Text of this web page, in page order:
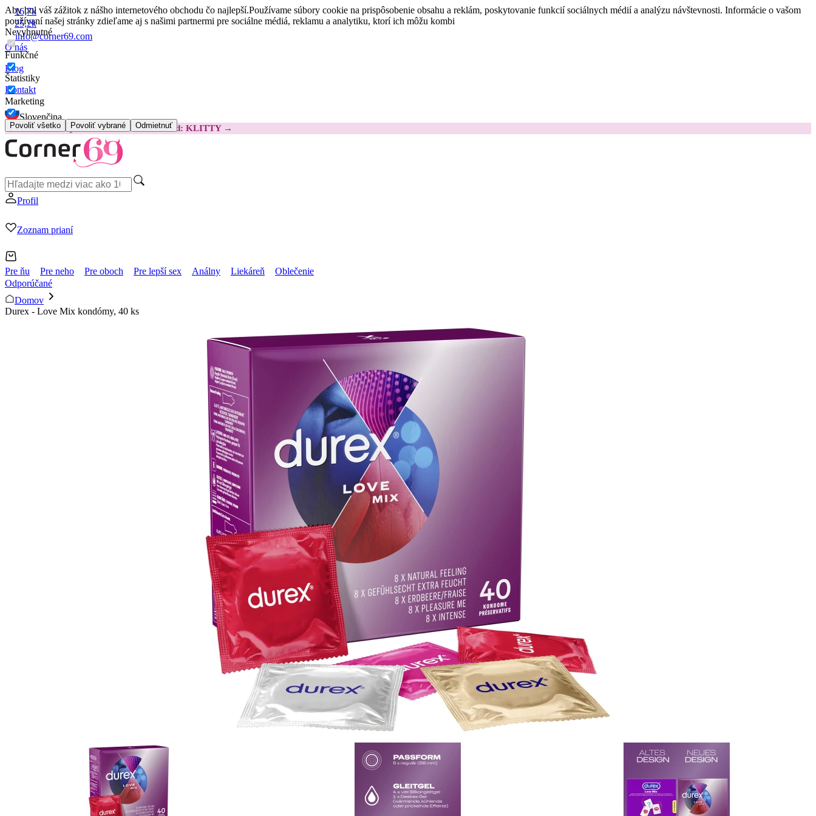
Aby bol váš zážitok z nášho internetového obchodu čo najlepší.Používame súbory cookie na prispôsobenie obsahu a reklám, poskytovanie funkcií sociálnych médií a analýzu návštevnosti. Informácie o vašom
používaní našej stránky zdieľame aj s našimi partnermi pre sociálne médiá, reklamu a analytiku, ktorí ich môžu kombi
Nevyhnutné
Funkčné
Štatistiky
Marketing
Povoliť všetko Povoliť vybrané Odmietnuť
16,7k
25,2k
info@corner69.com
O nás
Blog
Kontakt
Slovenčina
😽Svakom Klitty: O 15 € LACNEJŠIEKód: KLITTY →
Profil
Zoznam prianí
Pre ňu Pre neho Pre oboch Pre lepší sex Análny Liekáreň
Oblečenie
Odporúčané
Domov
Durex - Love Mix kondómy, 40 ks